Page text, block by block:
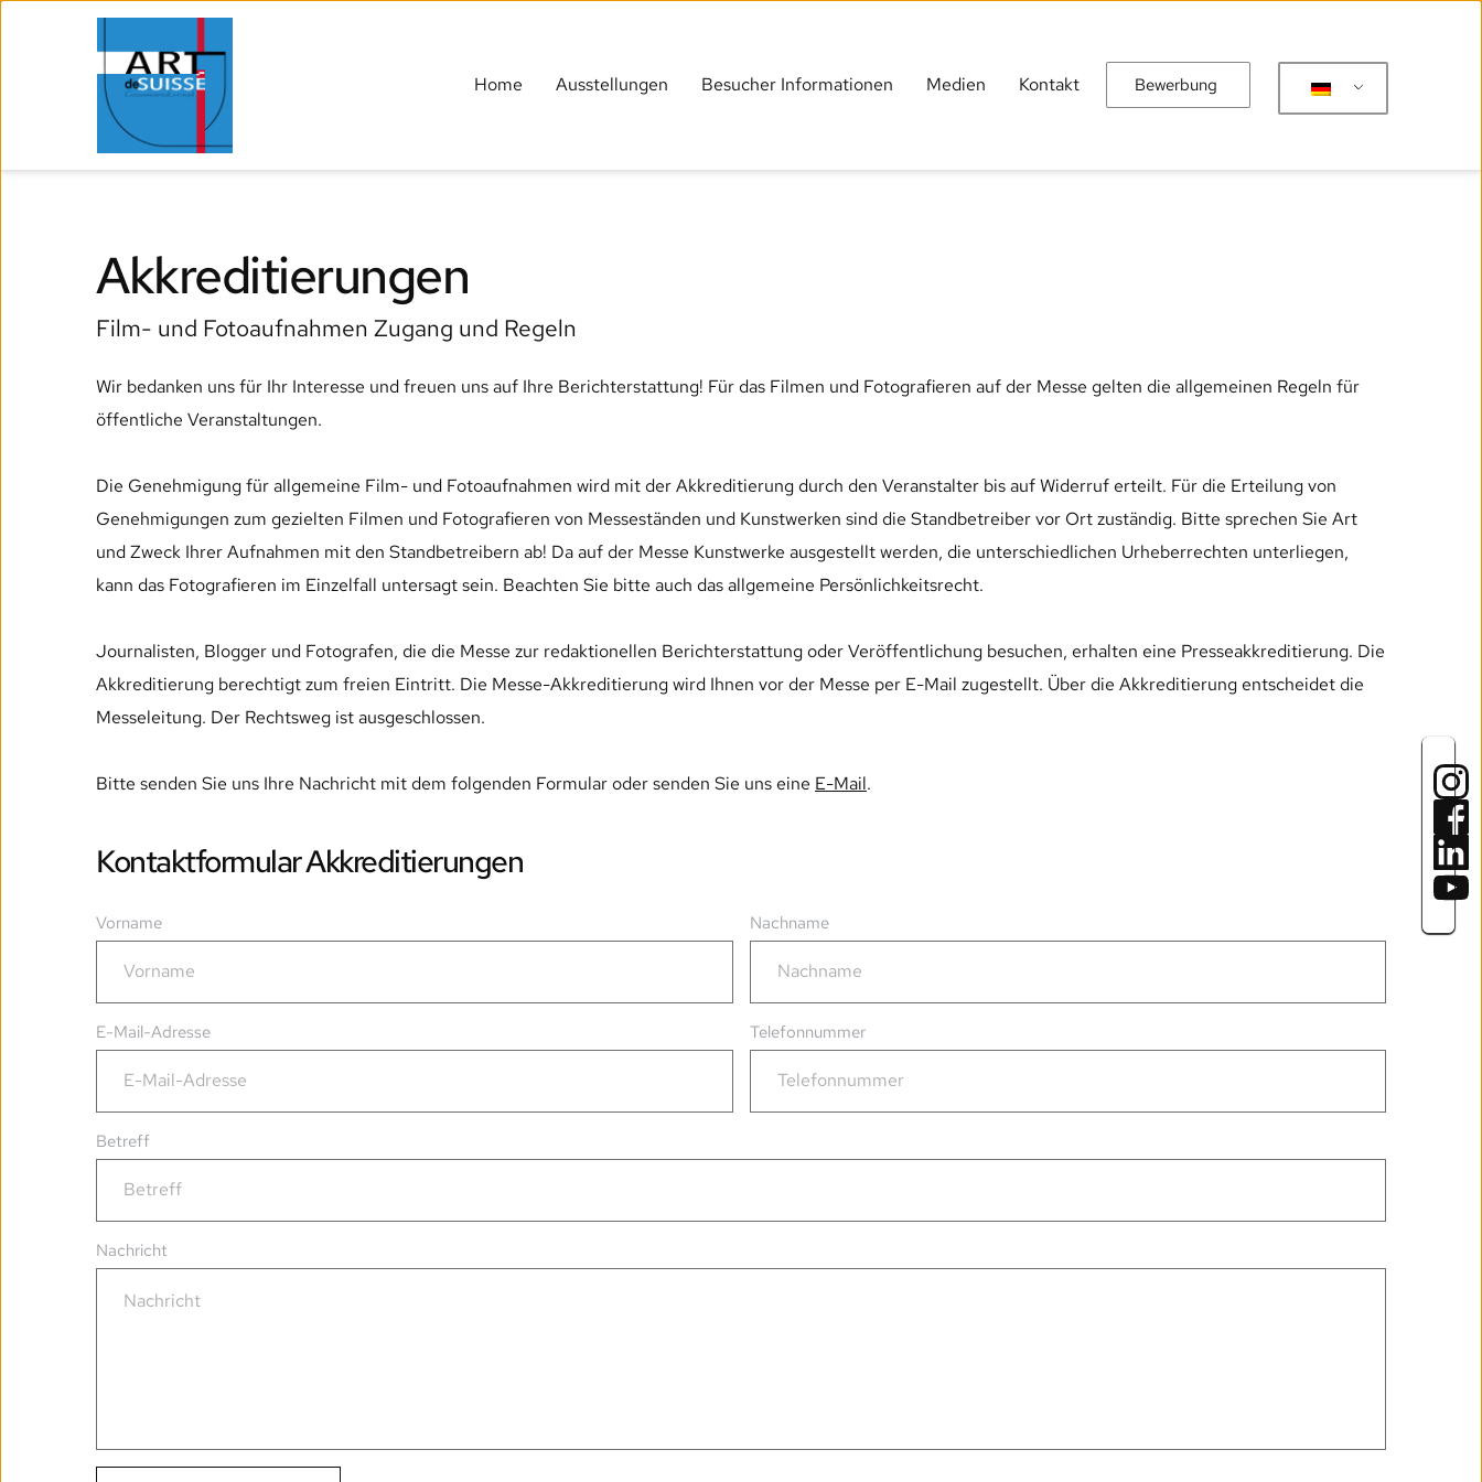
Home Ausstellungen Besucher Informationen Medien Kontakt Bewerbung
Akkreditierungen
Film- und Fotoaufnahmen Zugang und Regeln
Wir bedanken uns für Ihr Interesse und freuen uns auf Ihre Berichterstattung! Für das Filmen und Fotografieren auf der Messe gelten die allgemeinen Regeln für
öffentliche Veranstaltungen.
Die Genehmigung für allgemeine Film- und Fotoaufnahmen wird mit der Akkreditierung durch den Veranstalter bis auf Widerruf erteilt. Für die Erteilung von
Genehmigungen zum gezielten Filmen und Fotografieren von Messeständen und Kunstwerken sind die Standbetreiber vor Ort zuständig. Bitte sprechen Sie Art
und Zweck Ihrer Aufnahmen mit den Standbetreibern ab! Da auf der Messe Kunstwerke ausgestellt werden, die unterschiedlichen Urheberrechten unterliegen,
kann das Fotografieren im Einzelfall untersagt sein. Beachten Sie bitte auch das allgemeine Persönlichkeitsrecht.
Journalisten, Blogger und Fotografen, die die Messe zur redaktionellen Berichterstattung oder Veröffentlichung besuchen, erhalten eine Presseakkreditierung. Die
Akkreditierung berechtigt zum freien Eintritt. Die Messe-Akkreditierung wird Ihnen vor der Messe per E-Mail zugestellt. Über die Akkreditierung entscheidet die
Messeleitung. Der Rechtsweg ist ausgeschlossen.
Bitte senden Sie uns Ihre Nachricht mit dem folgenden Formular oder senden Sie uns eine E-Mail.
Kontaktformular Akkreditierungen
Vorname Nachname
E-Mail-Adresse Telefonnummer
Betreff
Nachricht